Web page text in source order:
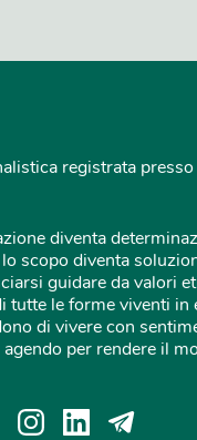
registrata
diventa
scopo diventa
guidare da valori
tutte le forme viventi in
di vivere con
per rendere il